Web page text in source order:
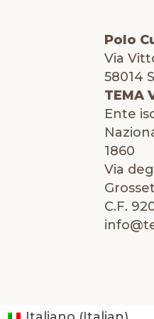
Polo
Via
58014
TEMA
Ente
1860
Via
C.F.